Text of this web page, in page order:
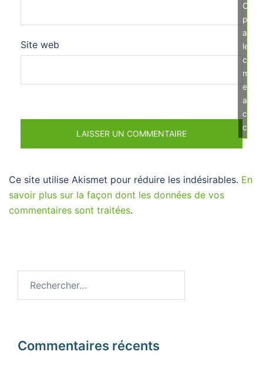
Site web
pour
les
et
ce
Ce site utilise Akismet pour réduire les indésirables. En
savoir plus sur la façon dont les données de vos
commentaires sont traitées.
Commentaires récents